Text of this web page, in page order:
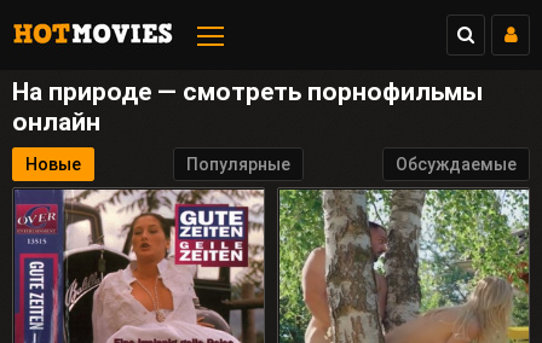
На природе — смотреть порнофильмы
онлайн
Новые Популярные Обсуждаемые
🔔TikTok для взрослых
✅Проверенные профили (+30 лет)
12:04